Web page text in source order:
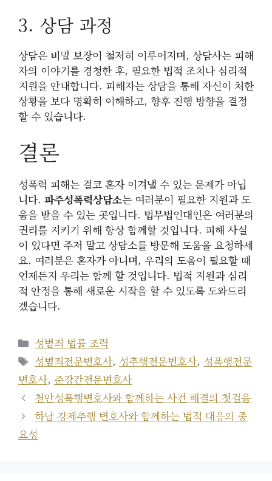
3. 상담 과정
상담은 비밀 보장이 철저히 이루어지며, 상담사는 피해
자의 이야기를 경청한 후, 필요한 법적 조치나 심리적
지원을 안내합니다. 피해자는 상담을 통해 자신이 처한
상황을 보다 명확히 이해하고, 향후 진행 방향을 결정
할 수 있습니다.
결론
성폭력 피해는 결코 혼자 이겨낼 수 있는 문제가 아닙
니다. 파주성폭력상담소는 여러분이 필요한 지원과 도
움을 받을 수 있는 곳입니다. 법무법인대인은 여러분의
권리를 지키기 위해 항상 함께할 것입니다. 피해 사실
이 있다면 주저 말고 상담소를 방문해 도움을 요청하세
요. 여러분은 혼자가 아니며, 우리의 도움이 필요할 때
언제든지 우리는 함께 할 것입니다. 법적 지원과 심리
적 안정을 통해 새로운 시작을 할 수 있도록 도와드리
겠습니다.
카
테
고
리
성범죄 법률 조력
태
그
성범죄전문변호사, 성추행전문변호사, 성폭행전문
변호사, 준강간전문변호사
천안성폭행변호사와 함께하는 사건 해결의 첫걸음
하남 강제추행 변호사와 함께하는 법적 대응의 중
요성